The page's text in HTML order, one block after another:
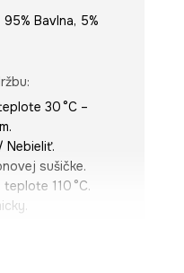
95% Bavlna, 5%
:
30 °C –
Nebieliť.
sušičke.
110 °C.